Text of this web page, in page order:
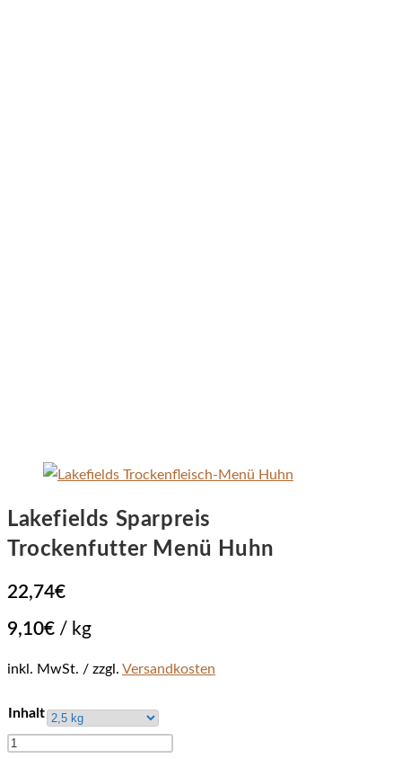
Lakefields Sparpreis
Trockenfutter Menü Huhn
22,74€
9,10€ / kg
inkl. MwSt. zzgl. Versandkosten
Inhalt
Lakefields